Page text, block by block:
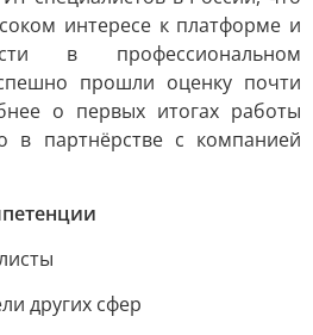
интересе к платформе и
в профессиональном
прошли оценку почти
о первых итогах работы
в партнёрстве с компанией
других сфер